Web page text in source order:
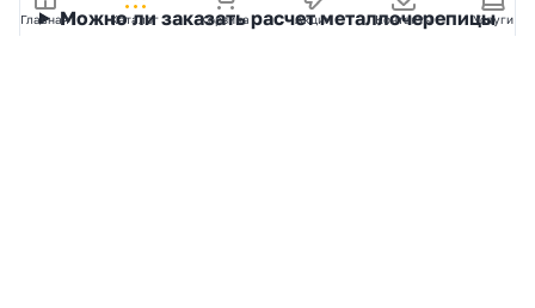
Можно ли заказать расчет металлочерепицы
Главная Каталог Корзина Акции Контакты Услуги